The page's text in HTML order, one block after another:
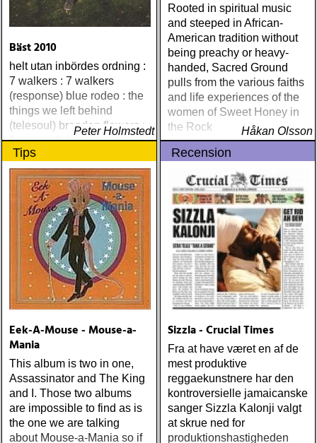
Bäst 2010
helt utan inbördes ordning :
7 walkers : 7 walkers
(response) blue rodeo : the
things we left behind
(telesoul) brandon flowers :
flamingo (island) elton john
& leon russell : the union
(mercury) justin currie : the
great war (ryko)
meadowland : harbours
(oaks of mamre) rumer :
seasons of my soul
(atlantic) rob thompson :
dust (angel air) roky
erickson w/okkervil river :
true love cast out all evil
(anti-) steve poltz :
Peter Holmstedt
Rooted in spiritual music
and steeped in African-
American tradition without
being preachy or heavy-
handed, Sacred Ground
pulls from the various faiths
and life experiences of the
women of Sweet Honey in
the Rock
Håkan Olsson
Tips
Eek-A-Mouse - Mouse-a-
Mania
This album is two in one,
Assassinator and The King
and I. Those two albums
are impossible to find as is
the one we are talking
about Mouse-a-Mania so if
Recension
Sizzla - Crucial Times
Fra at have været en af de
mest produktive
reggaekunstnere har den
kontroversielle jamaicanske
sanger Sizzla Kalonji valgt
at skrue ned for
produktionshastigheden